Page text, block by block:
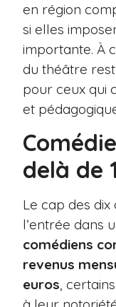
en région
si elles
importante. À
du théâtre
pour ceux qui
et
delà de
Le cap des
l’entrée dans
comédiens
revenus
euros,